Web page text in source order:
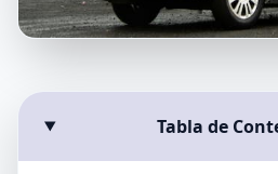
Tabla de